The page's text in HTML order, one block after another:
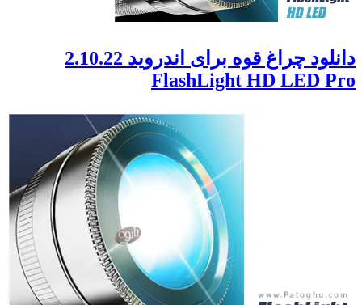
دانلود چراغ قوه برای اندروید 2.10.22
FlashLight HD LED